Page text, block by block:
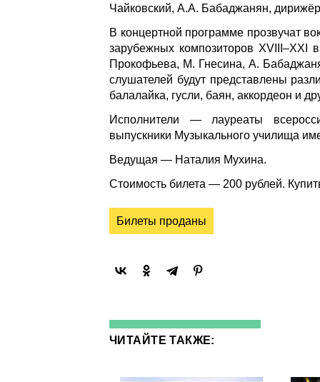
Чайковский, А.А. Бабаджанян,
В концертной программе прозвучат
зарубежных композиторов
Прокофьева, М. Гнесина, А.
слушателей будут представлены
балалайка, гусли, баян, аккордеон и
Исполнители — лауреаты
выпускники Музыкального училища
Ведущая — Наталия Мухина.
Стоимость билета — 200 рублей.
Билеты проданы
ЧИТАЙТЕ ТАКЖЕ: